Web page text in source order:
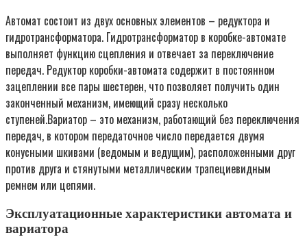
Автомат состоит из двух основных элементов – редуктора и
гидротрансформатора. Гидротрансформатор в коробке-автомате
выполняет функцию сцепления и отвечает за переключение
передач. Редуктор коробки-автомата содержит в постоянном
зацеплении все пары шестерен, что позволяет получить один
законченный механизм, имеющий сразу несколько
ступеней.Вариатор – это механизм, работающий без переключения
передач, в котором передаточное число передается двумя
конусными шкивами (ведомым и ведущим), расположенными друг
против друга и стянутыми металлическим трапециевидным
ремнем или цепями.
Эксплуатационные характеристики автомата и
вариатора